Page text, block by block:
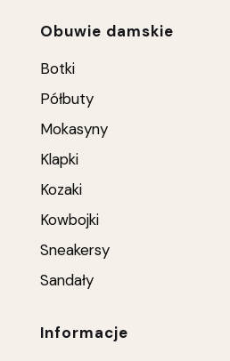
Linki w stopce
Obuwie damskie
Botki
Półbuty
Mokasyny
Klapki
Kozaki
Kowbojki
Sneakersy
Sandały
Informacje